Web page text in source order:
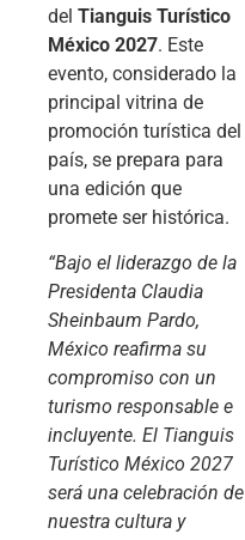
del Tianguis Turístico
México 2027. Este
evento, considerado la
principal vitrina de
promoción turística del
país, se prepara para
una edición que
promete ser histórica.
“Bajo el liderazgo de la
Presidenta Claudia
Sheinbaum Pardo,
México reafirma su
compromiso con un
turismo responsable e
incluyente. El Tianguis
Turístico México 2027
será una celebración de
nuestra cultura y